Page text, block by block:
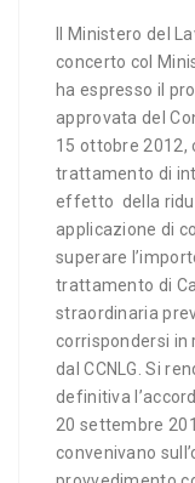
Il Ministero del
concerto col
ha espresso il
approvata del
15 ottobre 2012,
trattamento di
effetto della
applicazione di
superare
trattamento di
straordinaria
corrispondersi
dal CCNLG. Si
definitiva
20 settembre
convenivano